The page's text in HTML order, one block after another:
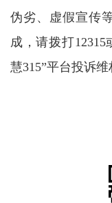
伪劣、虚假宣传
成，请拨打
慧315”平台投诉维